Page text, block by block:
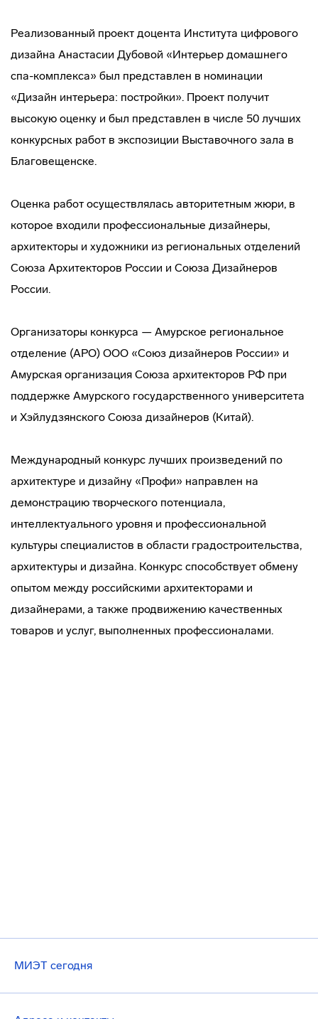
Реализованный проект доцента Института цифрового
дизайна Анастасии Дубовой «Интерьер домашнего
спа-комплекса» был представлен в номинации
«Дизайн интерьера: постройки». Проект получит
высокую оценку и был представлен в числе 50 лучших
конкурсных работ в экспозиции Выставочного зала в
Благовещенске.
Оценка работ осуществлялась авторитетным жюри, в
которое входили профессиональные дизайнеры,
архитекторы и художники из региональных отделений
Союза Архитекторов России и Союза Дизайнеров
России.
Организаторы конкурса — Амурское региональное
отделение (АРО) ООО «Союз дизайнеров России» и
Амурская организация Союза архитекторов РФ при
поддержке Амурского государственного университета
и Хэйлудзянского Союза дизайнеров (Китай).
Международный конкурс лучших произведений по
архитектуре и дизайну «Профи» направлен на
демонстрацию творческого потенциала,
интеллектуального уровня и профессиональной
культуры специалистов в области градостроительства,
архитектуры и дизайна. Конкурс способствует обмену
опытом между российскими архитекторами и
дизайнерами, а также продвижению качественных
товаров и услуг, выполненных профессионалами.
МИЭТ сегодня